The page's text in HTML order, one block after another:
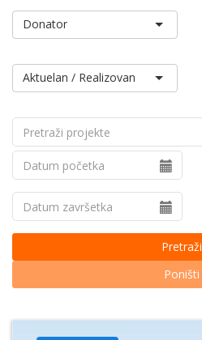
Aktuelan / Realizovan
Pretraži
Poništi